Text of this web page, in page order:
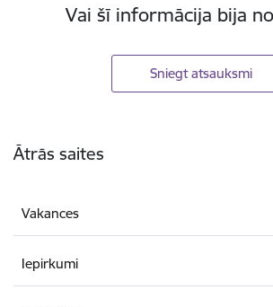
Vai šī informācija bija
Sniegt atsauksmi
Ātrās saites
Vakances
Iepirkumi